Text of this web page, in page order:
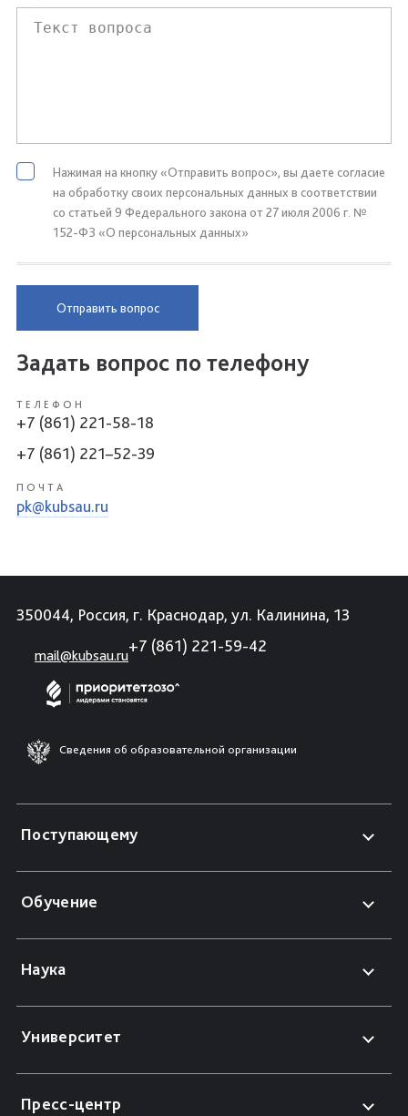
Нажимая на кнопку «Отправить вопрос», вы даете согласие
на обработку своих персональных данных в соответствии
со статьей 9 Федерального закона от 27 июля 2006 г. №
152-ФЗ «О персональных данных»
Отправить вопрос
Задать вопрос по телефону
ТЕЛЕФОН
+7 (861) 221-58-18
+7 (861) 221–52-39
ПОЧТА
pk@kubsau.ru
350044, Россия, г. Краснодар, ул. Калинина, 13
mail@kubsau.ru
+7 (861) 221-59-42
Сведения об образовательной организации
Поступающему
Обучение
Наука
Университет
Пресс-центр